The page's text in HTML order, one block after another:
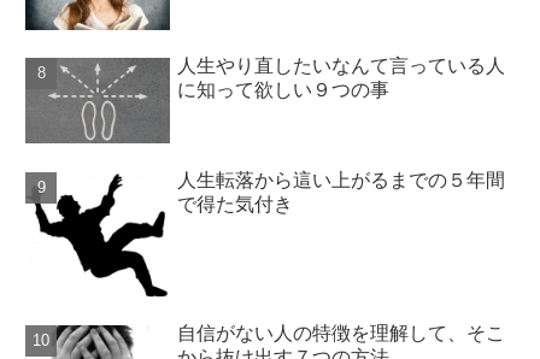
人生やり直したいなんて言っている人
に知って欲しい９つの事
人生転落から這い上がるまでの５年間
で得た気付き
自信がない人の特徴を理解して、そこ